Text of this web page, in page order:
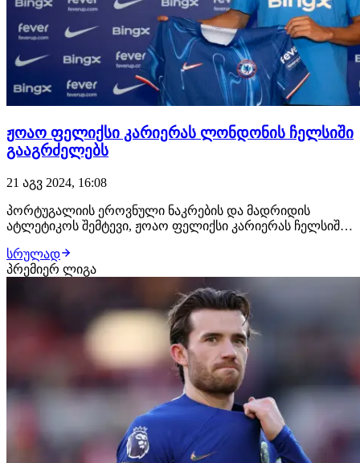
ჟოაო ფელიქსი კარიერას ლონდონის ჩელსიში
გააგრძელებს
21 აგვ 2024, 16:08
პორტუგალიის ეროვნული ნაკრების და მადრიდის
ატლეტიკოს შემტევი, ჟოაო ფელიქსი კარიერას ჩელსიში
დაადასტურეს."ოჯახის წევრებს და მეგობრებს
ყოველთვის ვეუბნებოდი, რომ ინგლისის პრემიერ
ლიგაში დაბრუნება მსურდა და ბედნიერი ვარ, რომ ეს
სრულად
პრემიერ ლიგა